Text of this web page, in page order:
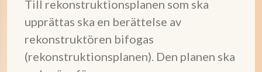
Till rekonstruktionsplanen som ska
upprättas ska en berättelse av
rekonstruktören bifogas
(rekonstruktionsplanen). Den planen ska